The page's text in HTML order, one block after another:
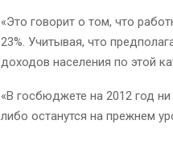
«Это говорит о том, что
23%. Учитывая, что
доходов населения по этой
«В госбюджете на 2012 год
либо останутся на прежнем